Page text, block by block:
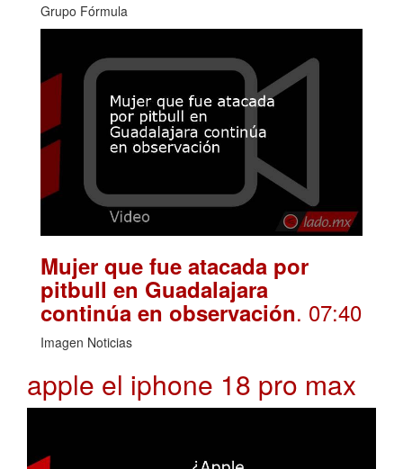
Grupo Fórmula
Mujer que fue atacada por
pitbull en Guadalajara
continúa en observación. 07:40
Imagen Noticias
apple el iphone 18 pro max